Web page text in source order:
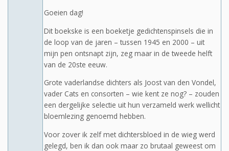
Goeien dag!
Dit boekske is een boeketje gedichtenspinsels die in
de loop van de jaren – tussen 1945 en 2000 – uit
mijn pen ontsnapt zijn, zeg maar in de tweede helft
van de 20ste eeuw.
Grote vaderlandse dichters als Joost van den Vondel,
vader Cats en consorten – wie kent ze nog? – zouden
een dergelijke selectie uit hun verzameld werk wellicht
bloemlezing genoemd hebben.
Voor zover ik zelf met dichtersbloed in de wieg werd
gelegd, ben ik dan ook maar zo brutaal geweest om